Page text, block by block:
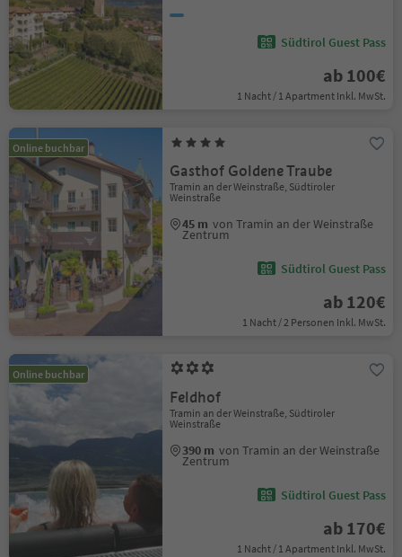
Südtirol Guest Pass
ab 100€
1 Nacht / 1 Apartment Inkl. MwSt.
Online buchbar
Gasthof Goldene Traube
Tramin an der Weinstraße, Südtiroler
Weinstraße
45 m von Tramin an der Weinstraße
Zentrum
Südtirol Guest Pass
ab 120€
1 Nacht / 2 Personen Inkl. MwSt.
Online buchbar
Feldhof
Tramin an der Weinstraße, Südtiroler
Weinstraße
390 m von Tramin an der Weinstraße
Zentrum
Südtirol Guest Pass
ab 170€
1 Nacht / 1 Apartment Inkl. MwSt.